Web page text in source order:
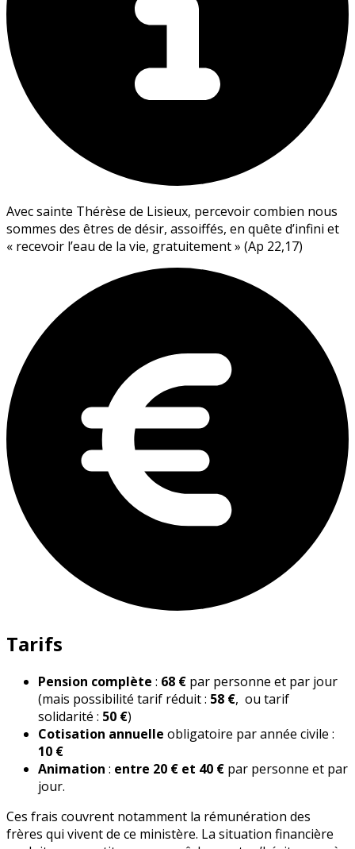
Avec sainte Thérèse de Lisieux, percevoir combien nous
sommes des êtres de désir, assoiffés, en quête d’infini et
« recevoir l’eau de la vie, gratuitement » (Ap 22,17)
Tarifs
Pension complète : 68 € par personne et par jour
(mais possibilité tarif réduit : 58 €, ou tarif
solidarité : 50 €)
Cotisation annuelle obligatoire par année civile :
10 €
Animation : entre 20 € et 40 € par personne et par
jour.
Ces frais couvrent notamment la rémunération des
frères qui vivent de ce ministère. La situation financière